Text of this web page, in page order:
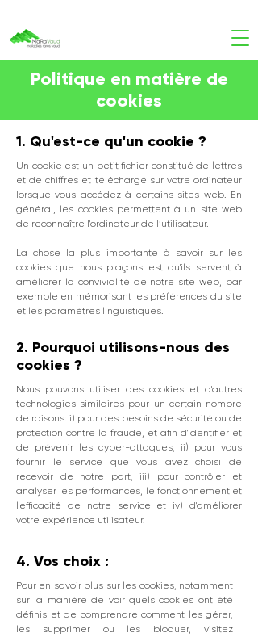
Politique en matière de
cookies
1. Qu'est-ce qu'un cookie ?
Un cookie est un petit fichier constitué de lettres
et de chiffres et téléchargé sur votre ordinateur
lorsque vous accédez à certains sites web. En
général, les cookies permettent à un site web
de reconnaître l'ordinateur de l’utilisateur.
La chose la plus importante à savoir sur les
cookies que nous plaçons est qu'ils servent à
améliorer la convivialité de notre site web, par
exemple en mémorisant les préférences du site
et les paramètres linguistiques.
2. Pourquoi utilisons-nous des
cookies ?
Nous pouvons utiliser des cookies et d'autres
technologies similaires pour un certain nombre
de raisons: i) pour des besoins de sécurité ou de
protection contre la fraude, et afin d'identifier et
de prévenir les cyber-attaques, ii) pour vous
fournir le service que vous avez choisi de
recevoir de notre part, iii) pour contrôler et
analyser les performances, le fonctionnement et
l'efficacité de notre service et iv) d'améliorer
votre expérience utilisateur.
4. Vos choix :
Pour en savoir plus sur les cookies, notamment
sur la manière de voir quels cookies ont été
définis et de comprendre comment les gérer,
les supprimer ou les bloquer, visitez